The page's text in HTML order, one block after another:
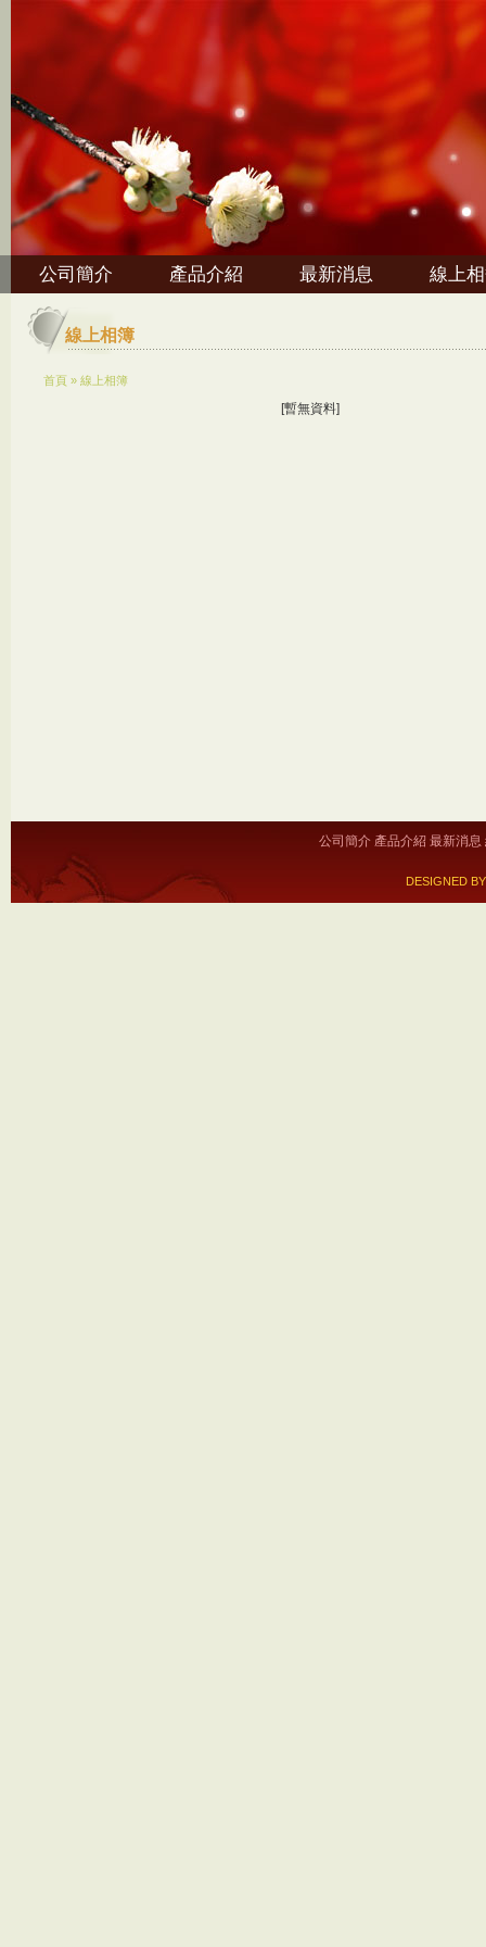
公司簡介 產品介紹 最新消息 線上
線上相簿
首頁 » 線上相簿
[暫無資料]
公司簡介 產品介紹 最新消息
DESIGNED